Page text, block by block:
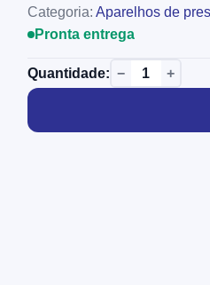
Categoria: Aparelhos de
Pronta entrega
Quantidade: − +